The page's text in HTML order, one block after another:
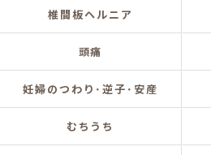
椎間板ヘルニア
頭痛
妊婦のつわり･逆子･安産
むちうち